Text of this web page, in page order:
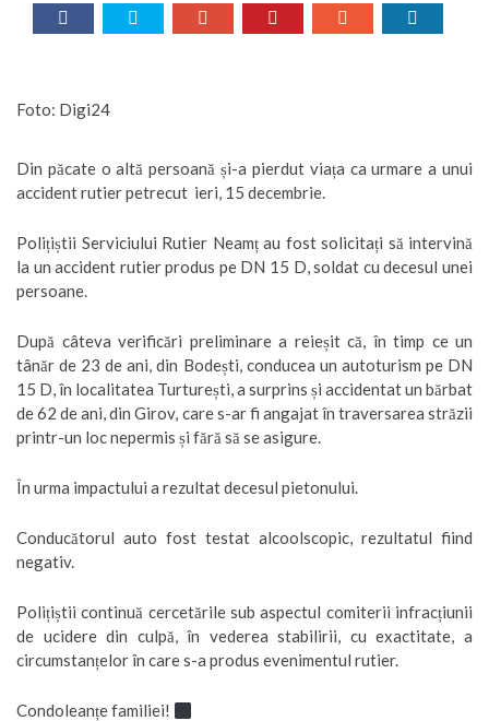
Foto: Digi24
Din păcate o altă persoană și-a pierdut viața ca urmare a unui
accident rutier petrecut ieri, 15 decembrie.
Polițiștii Serviciului Rutier Neamț au fost solicitați să intervină
la un accident rutier produs pe DN 15 D, soldat cu decesul unei
persoane.
După câteva verificări preliminare a reieșit că, în timp ce un
tânăr de 23 de ani, din Bodești, conducea un autoturism pe DN
15 D, în localitatea Turturești, a surprins și accidentat un bărbat
de 62 de ani, din Girov, care s-ar fi angajat în traversarea străzii
printr-un loc nepermis și fără să se asigure.
În urma impactului a rezultat decesul pietonului.
Conducătorul auto fost testat alcoolscopic, rezultatul fiind
negativ.
Polițiștii continuă cercetările sub aspectul comiterii infracțiunii
de ucidere din culpă, în vederea stabilirii, cu exactitate, a
circumstanțelor în care s-a produs evenimentul rutier.
Condoleanțe familiei!